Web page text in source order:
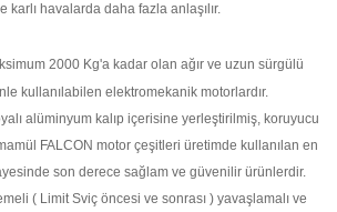
karlı havalarda daha fazla anlaşılır.
2000 Kg'a kadar olan ağır ve uzun sürgülü
kullanılabilen elektromekanik motorlardır.
alüminyum kalıp içerisine yerleştirilmiş, koruyucu
FALCON motor çeşitleri üretimde kullanılan en
son derece sağlam ve güvenilir ürünlerdir.
( Limit Sviç öncesi ve sonrası ) yavaşlamalı ve